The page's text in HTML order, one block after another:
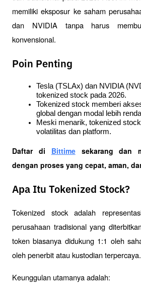
memiliki eksposur ke saham
dan NVIDIA tanpa harus
konvensional.
Poin Penting
Tesla (TSLAx) dan NVIDIA
tokenized stock pada 2026.
Tokenized stock memberi
global dengan modal lebih
Meski menarik, tokenized
volatilitas dan platform.
Daftar di Bittime sekarang dan
dengan proses yang cepat, aman,
Apa Itu Tokenized Stock?
Tokenized stock adalah
perusahaan tradisional yang
token biasanya didukung 1:1 oleh
oleh penerbit atau kustodian terpercaya.
Keunggulan utamanya adalah: